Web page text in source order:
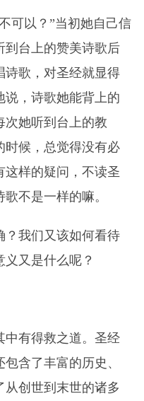
可以？”当初她自己信
到台上的赞美诗歌后
诗歌，对圣经就显得
说，诗歌她能背上的
次她听到台上的教
时候，总觉得没有必
这样的疑问，不读圣
不是一样的嘛。
？我们又该如何看待
又是什么呢？
中有得救之道。圣经
含了丰富的历史、
从创世到末世的诸多